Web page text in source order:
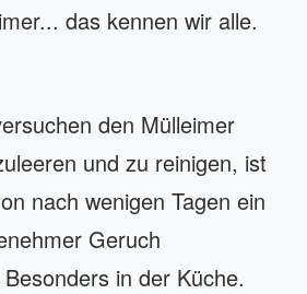
das kennen wir alle.
den Mülleimer
und zu reinigen, ist
nach wenigen Tagen ein
Geruch
in der Küche.